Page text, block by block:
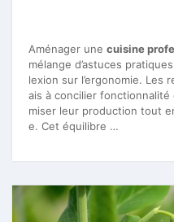
Aménager une cuisine
mélange d’astuces
lexion sur l’ergonomie. Les
ais à concilier
miser leur production tout
e. Cet équilibre …